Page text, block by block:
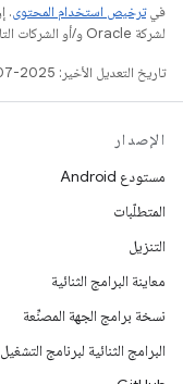
فيترخيص استخدام المحتوى
لشركة Oracle و/أو الشركات التابعة لها.
تاريخ التعديل الأخير: 2025-07-27 (حسب التوقيت العالمي المتفَّق عليه)
الإصدار
مستودع Android
المتطلّبات
التنزيل
معاينة البرامج الثنائية
نسخة برامج الجهة المصنِّعة
البرامج الثنائية لبرنامج التشغيل